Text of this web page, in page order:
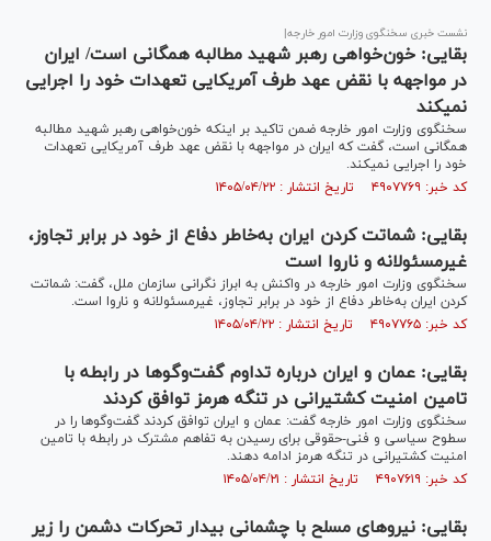
نشست خبری سخنگوی وزارت امور خارجه|
بقایی: خون‌خواهی رهبر شهید مطالبه همگانی است/ ایران
در مواجهه با نقض عهد طرف آمریکایی تعهدات خود را اجرایی
نمی‎کند
سخنگوی وزارت امور خارجه ضمن تاکید بر اینکه خون‌خواهی رهبر شهید مطالبه
همگانی است، گفت که ایران در مواجهه با نقض عهد طرف آمریکایی تعهدات
خود را اجرایی نمی‎کند.
کد خبر: ۴۹۰۷۷۶۹ تاریخ انتشار : ۱۴۰۵/۰۴/۲۲
بقایی: شماتت کردن ایران به‌خاطر دفاع از خود در برابر تجاوز،
غیرمسئولانه و ناروا است
سخنگوی وزارت امور خارجه در واکنش به ابراز نگرانی سازمان ملل، گفت: شماتت
کردن ایران به‌خاطر دفاع از خود در برابر تجاوز، غیرمسئولانه و ناروا است.
کد خبر: ۴۹۰۷۷۶۵ تاریخ انتشار : ۱۴۰۵/۰۴/۲۲
بقایی: عمان و ایران درباره تداوم گفت‌و‌گو‌ها در رابطه با
تامین امنیت کشتیرانی در تنگه هرمز توافق کردند
سخنگوی وزارت امور خارجه گفت: عمان و ایران توافق کردند گفت‌و‌گو‌ها را در
سطوح سیاسی و فنی-حقوقی برای رسیدن به تفاهم مشترک در رابطه با تامین
امنیت کشتیرانی در تنگه هرمز ادامه دهند.
کد خبر: ۴۹۰۷۶۱۹ تاریخ انتشار : ۱۴۰۵/۰۴/۲۱
بقایی: نیرو‌های مسلح با چشمانی بیدار تحرکات دشمن را زیر